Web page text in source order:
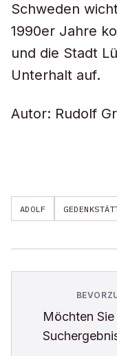
Schweden
1990er Jahre
und die Stadt
Unterhalt auf.
Autor: Rudolf
ADOLF
Möchten Sie